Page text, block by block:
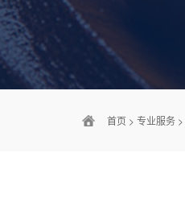
首页 > 专业服务 >